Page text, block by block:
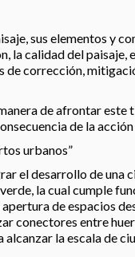
sus elementos y
la calidad del paisaje,
de corrección,
de afrontar este
de la acción
urbanos”
el desarrollo de una
la cual cumple
de espacios
conectores entre
la escala de